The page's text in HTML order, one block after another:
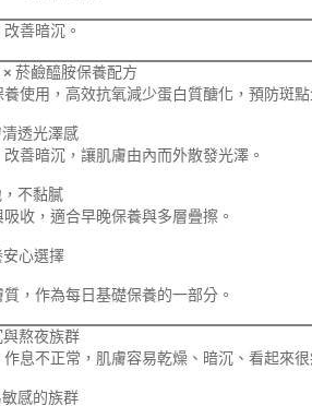
善暗沉。
菸鹼醯胺保養配方
使用，高效抗氧減少蛋白質醣化，預防斑
透光澤感
善暗沉，讓肌膚由內而外散發光澤。
不黏膩
收，適合早晚保養與多層疊擦。
心選擇
，作為每日基礎保養的一部分。
與熬夜族群
息不正常，肌膚容易乾燥、暗沉、看起來
感的族群